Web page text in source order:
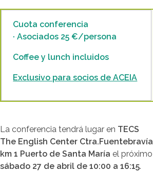
Cuota conferencia
· Asociados 25 €/persona
Coffee y lunch incluidos
Exclusivo para socios de ACEIA
La conferencia tendrá lugar en TECS
The English Center Ctra.Fuentebravía
km 1 Puerto de Santa María el próximo
sábado 27 de abril de 10:00 a 16:15.